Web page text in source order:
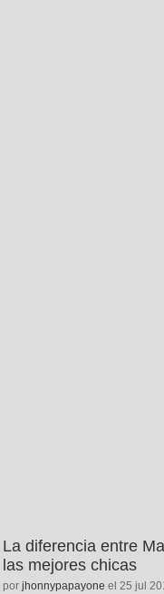
La diferencia entre
las mejores chicas
por jhonnypapayone el 25 jul